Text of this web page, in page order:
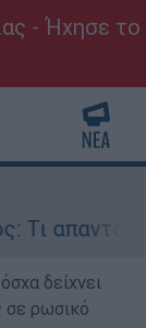
- Ήχησε το
απαντά η
δείχνει
σε ρωσικό